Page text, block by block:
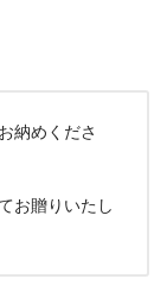
納めくださ
お贈りいたし